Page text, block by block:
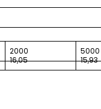
2000 5000
16,05 15,93